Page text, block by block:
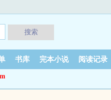
搜索
书库 完本小说 阅读记录